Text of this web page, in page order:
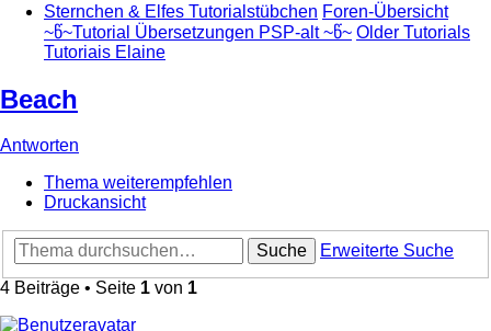
Sternchen & Elfes Tutorialstübchen Foren-Übersicht
~წ~Tutorial Übersetzungen PSP-alt ~წ~ Older Tutorials
Tutoriais Elaine
Beach
Antworten
Thema weiterempfehlen
Druckansicht
Suche
Erweiterte Suche
4 Beiträge • Seite 1 von 1